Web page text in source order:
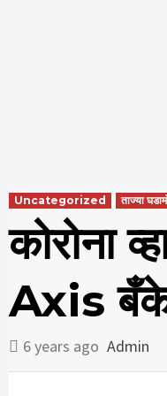
Uncategorized ताज्या
कोरोना
Axis
6 years ago Admin